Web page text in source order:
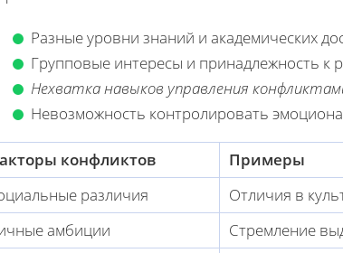
Разные уровни знаний и академических
Групповые интересы и принадлежность к
Нехватка навыков управления
Невозможность контролировать
конфликтов
Примеры
различия
Отличия в
амбиции
Стремление